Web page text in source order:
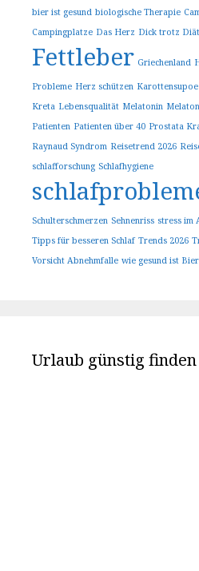
bier ist gesund biologische Therapie
Campingplatze Das Herz Dick trotz Diät
Fettleber Griechenland
Probleme Herz schützen
Kreta Lebensqualität Melatonin
Patienten Patienten über 40 Prostata
Raynaud Syndrom Reisetrend 2026
schlafforschung Schlafhygiene
Schulterschmerzen Sehnenriss stress im
Tipps für besseren Schlaf Trends 2026
Vorsicht Abnehmfalle wie gesund ist Bier
Urlaub günstig finden